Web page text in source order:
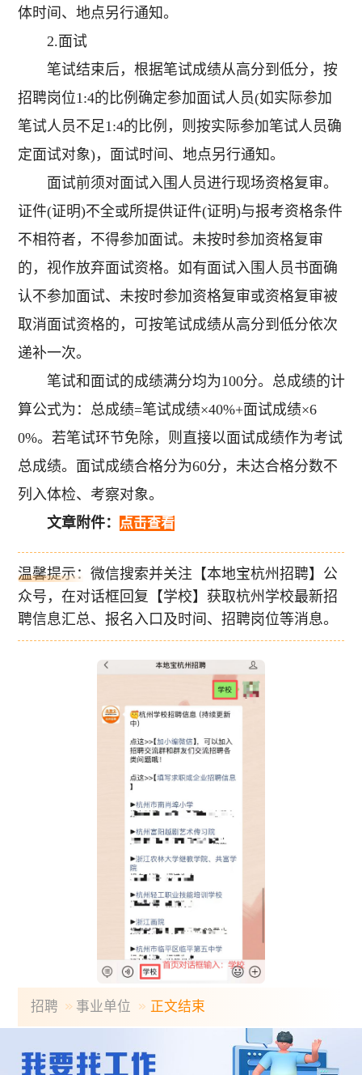
体时间、地点另行通知。
2.面试
笔试结束后，根据笔试成绩从高分到低分，按
招聘岗位1:4的比例确定参加面试人员(如实际参加
笔试人员不足1:4的比例，则按实际参加笔试人员确
定面试对象)，面试时间、地点另行通知。
面试前须对面试入围人员进行现场资格复审。
证件(证明)不全或所提供证件(证明)与报考资格条件
不相符者，不得参加面试。未按时参加资格复审
的，视作放弃面试资格。如有面试入围人员书面确
认不参加面试、未按时参加资格复审或资格复审被
取消面试资格的，可按笔试成绩从高分到低分依次
递补一次。
笔试和面试的成绩满分均为100分。总成绩的计
算公式为：总成绩=笔试成绩×40%+面试成绩×6
0%。若笔试环节免除，则直接以面试成绩作为考试
总成绩。面试成绩合格分为60分，未达合格分数不
列入体检、考察对象。
文章附件：
点击查看
温馨提示：微信搜索并关注【本地宝杭州招聘】公
众号，在对话框回复【学校】获取杭州学校最新招
聘信息汇总、报名入口及时间、招聘岗位等消息。
招聘 事业单位 正文结束